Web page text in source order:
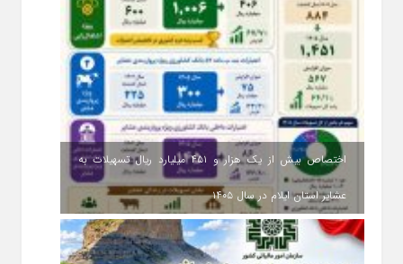
اختصاص بیش از یک هزار و ۴۵۱ میلیارد ریال تسهیلات به
عشایر استان ایلام در سال ۱۴۰۵